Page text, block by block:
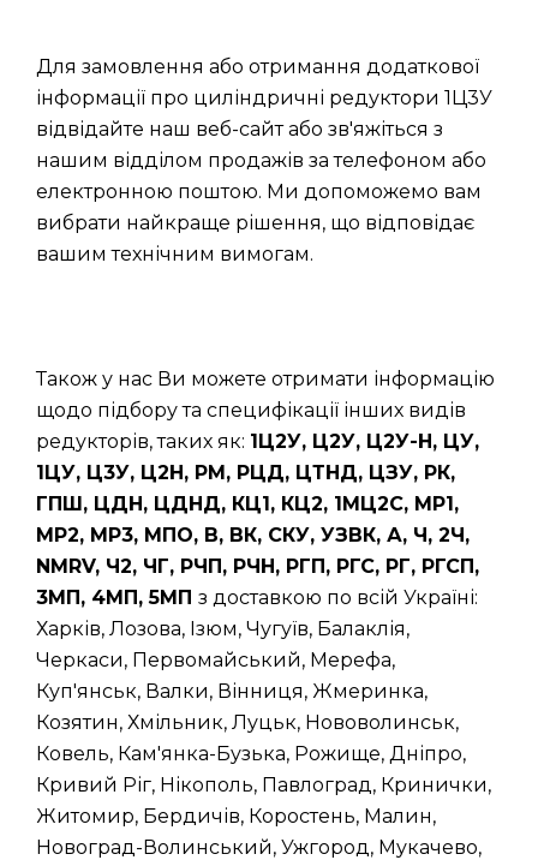
Для замовлення або отримання додаткової
інформації про циліндричні редуктори 1Ц3У
відвідайте наш веб-сайт або зв'яжіться з
нашим відділом продажів за телефоном або
електронною поштою. Ми допоможемо вам
вибрати найкраще рішення, що відповідає
вашим технічним вимогам.
Також у нас Ви можете отримати інформацію
щодо підбору та специфікації інших видів
редукторів, таких як: 1Ц2У, Ц2У, Ц2У-Н, ЦУ,
1ЦУ, Ц3У, Ц2Н, РМ, РЦД, ЦТНД, ЦЗУ, РК,
ГПШ, ЦДН, ЦДНД, КЦ1, КЦ2, 1МЦ2С, МР1,
МР2, МР3, МПО, В, ВК, СКУ, УЗВК, А, Ч, 2Ч,
NMRV, Ч2, ЧГ, РЧП, РЧН, РГП, РГС, РГ, РГСП,
3МП, 4МП, 5МП з доставкою по всій Україні:
Харків, Лозова, Ізюм, Чугуїв, Балаклія,
Черкаси, Первомайський, Мерефа,
Куп'янськ, Валки, Вінниця, Жмеринка,
Козятин, Хмільник, Луцьк, Нововолинськ,
Ковель, Кам'янка-Бузька, Рожище, Дніпро,
Кривий Ріг, Нікополь, Павлоград, Кринички,
Житомир, Бердичів, Коростень, Малин,
Новоград-Волинський, Ужгород, Мукачево,